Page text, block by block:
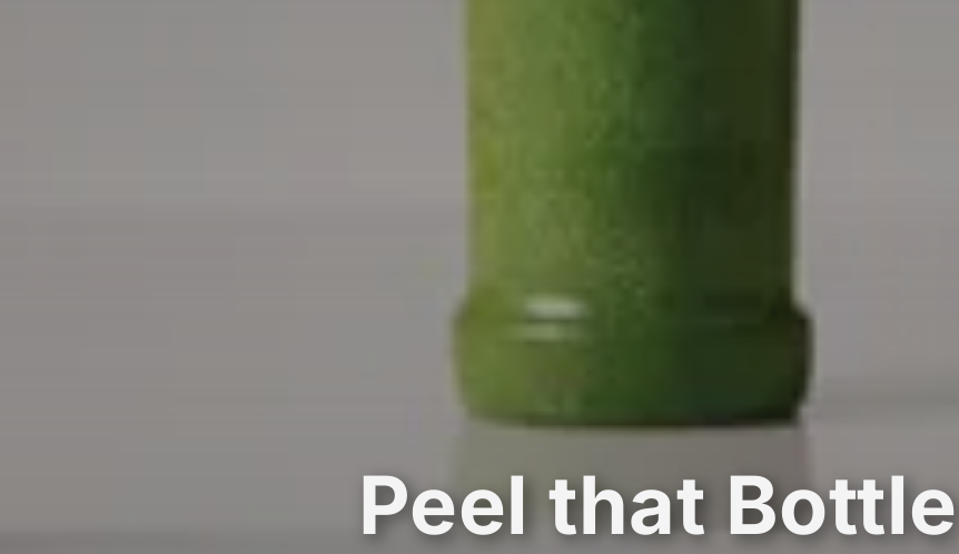
Peel that Bottle